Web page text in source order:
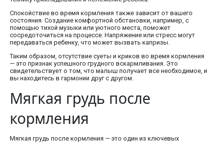
Спокойствие во время кормления также зависит от вашего
состояния. Создание комфортной обстановки, например, с
помощью тихой музыки или уютного места, поможет
сосредоточиться на процессе. Напряжение или стресс могут
передаваться ребенку, что может вызвать капризы.
Таким образом, отсутствие суеты и криков во время кормления
— это признак успешного грудного вскармливания. Это
свидетельствует о том, что малыш получает все необходимое, и
вы находитесь в гармонии друг с другом.
Мягкая грудь после
кормления
Мягкая грудь после кормления — это один из ключевых